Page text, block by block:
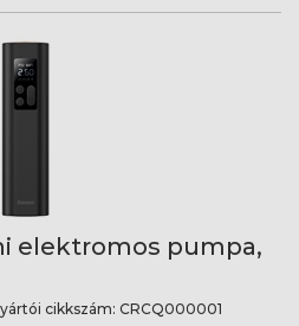
elektromos pumpa,
cikkszám: CRCQ000001